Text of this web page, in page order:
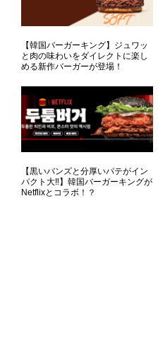
【韓国バーガーキング】ジュワッ
と肉の味わいをダイレクトに楽し
める新作バーガーが登場！
【黒いバンズと分厚いパテがイン
パクト大‼】韓国バーガーキングが
Netflixとコラボ！？